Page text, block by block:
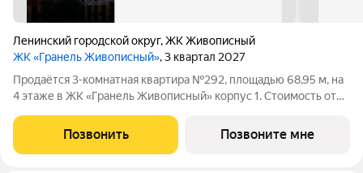
Ленинский городской округ,ЖК Живописный
ЖК «Гранель Живописный», 3 квартал 2027
Продаётся 3-комнатная квартира №292, площадью 68,95 м, на
4 этаже в ЖК «Гранель Живописный» корпус 1. Стоимость от
окна во двор. Для ценителей природы и красоты всего в 3,6 км
от МКАД в
Позвонить Позвоните мне